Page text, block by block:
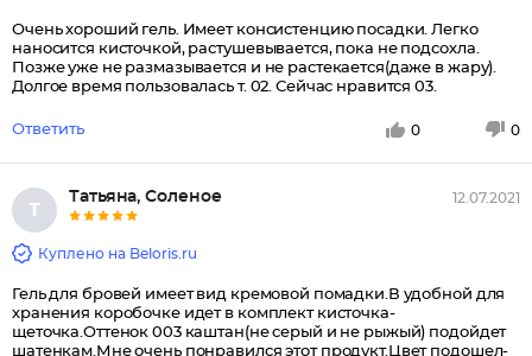
Очень хороший гель. Имеет консистенцию посадки. Легко
наносится кисточкой, растушевывается, пока не подсохла.
Позже уже не размазывается и не растекается(даже в жару).
Долгое время пользовалась т. 02. Сейчас нравится 03.
Ответить 0 0
Т
Татьяна, Соленое 12.07.2021
Куплено на Beloris.ru
Гель для бровей имеет вид кремовой помадки.В удобной для
хранения коробочке идет в комплект кисточка-
щеточка.Оттенок 003 каштан(не серый и не рыжый) подойдет
шатенкам.Мне очень понравился этот продукт.Цвет подошел-